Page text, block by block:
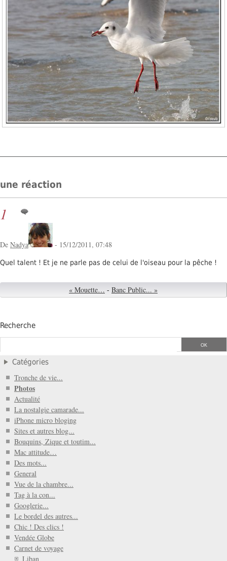
une réaction
1
De Nadya - 15/12/2011, 07:48
Quel talent ! Et je ne parle pas de celui de l'oiseau pour la pêche !
« Mouette… - Banc Public... »
Recherche
Catégories
Tronche de vie...
Photos
Actualité
La nostalgie camarade...
iPhone micro bloging
Sites et autres blog...
Bouquins, Zique et toutim...
Mac attitude…
Des mots...
General
Vue de la chambre...
Tag à la con...
Googlerie...
Le bordel des autres...
Chic ! Des clics !
Vendée Globe
Carnet de voyage
Liban